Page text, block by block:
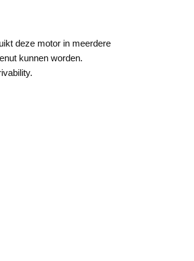
deze motor in meerdere
kunnen worden.